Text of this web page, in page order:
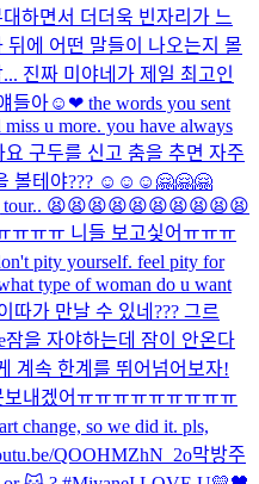
대하면서 더더욱 빈자리가 느
에 어떤 말들이 나오는지 몰
진짜 미야네가 제일 최고인
들아☺❤ the words you sent
u more. you have always
구두를 신고 춤을 추면 자주
볼테야??? ☺☺☺🤗🤗🤗
tour.. 😫😫😫😫😫😫😫😫😫😫
ㅠㅠㅠ 니들 보고싳어ㅠㅠㅠ
pity yourself. feel pity for
type of woman do u want
따가 만날 수 있네??? 그르
잠을 자야하는데 잠이 안온다
계속 한계를 뛰어넘어보자!
보내겠어ㅠㅠㅠㅠㅠㅠㅠㅠㅠ
change, so we did it. pls,
QOOHMZhN_2o막방주